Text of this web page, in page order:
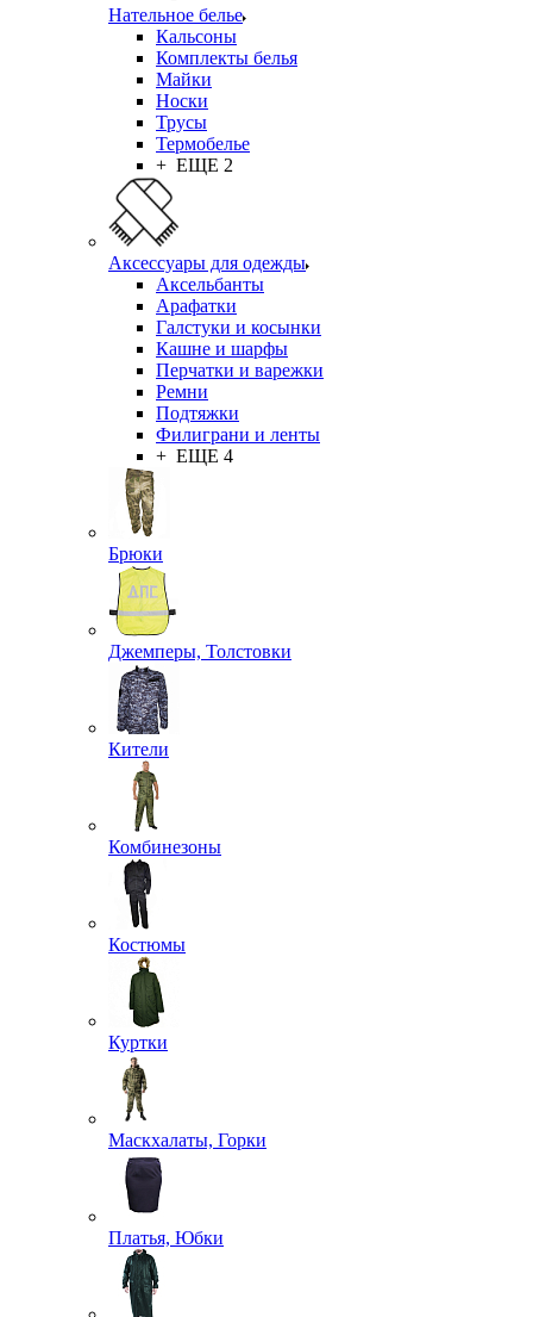
Нательное белье
Кальсоны
Комплекты белья
Майки
Носки
Трусы
Термобелье
+ ЕЩЕ 2
Аксессуары для одежды
Аксельбанты
Арафатки
Галстуки и косынки
Кашне и шарфы
Перчатки и варежки
Ремни
Подтяжки
Филиграни и ленты
+ ЕЩЕ 4
Брюки
Джемперы, Толстовки
Кители
Комбинезоны
Костюмы
Куртки
Маскхалаты, Горки
Платья, Юбки